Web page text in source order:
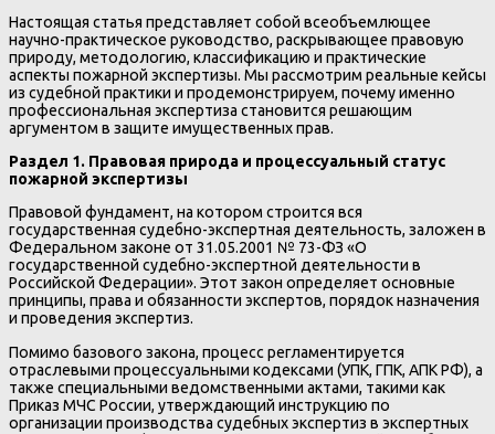
Настоящая статья представляет собой всеобъемлющее
научно-практическое руководство, раскрывающее правовую
природу, методологию, классификацию и практические
аспекты пожарной экспертизы. Мы рассмотрим реальные кейсы
из судебной практики и продемонстрируем, почему именно
профессиональная экспертиза становится решающим
аргументом в защите имущественных прав.
Раздел 1. Правовая природа и процессуальный статус
пожарной экспертизы
Правовой фундамент, на котором строится вся
государственная судебно-экспертная деятельность, заложен в
Федеральном законе от 31.05.2001 № 73-ФЗ «О
государственной судебно-экспертной деятельности в
Российской Федерации». Этот закон определяет основные
принципы, права и обязанности экспертов, порядок назначения
и проведения экспертиз.
Помимо базового закона, процесс регламентируется
отраслевыми процессуальными кодексами (УПК, ГПК, АПК РФ), а
также специальными ведомственными актами, такими как
Приказ МЧС России, утверждающий инструкцию по
организации производства судебных экспертиз в экспертных